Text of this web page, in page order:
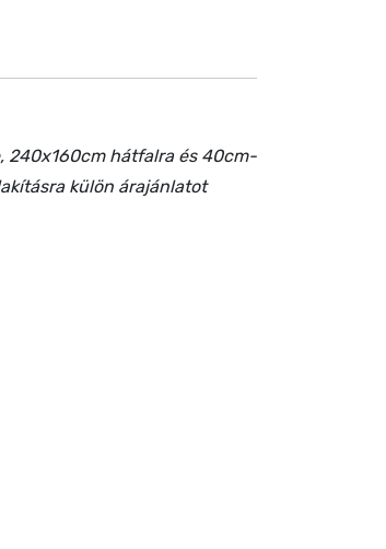
240x160cm hátfalra és 40cm-
külön árajánlatot